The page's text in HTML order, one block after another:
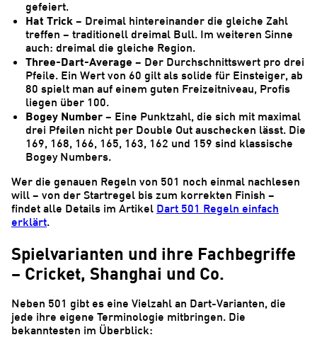
gefeiert.
Hat Trick – Dreimal hintereinander die gleiche Zahl
treffen – traditionell dreimal Bull. Im weiteren Sinne
auch: dreimal die gleiche Region.
Three-Dart-Average – Der Durchschnittswert pro drei
Pfeile. Ein Wert von 60 gilt als solide für Einsteiger, ab
80 spielt man auf einem guten Freizeitniveau, Profis
liegen über 100.
Bogey Number – Eine Punktzahl, die sich mit maximal
drei Pfeilen nicht per Double Out auschecken lässt. Die
169, 168, 166, 165, 163, 162 und 159 sind klassische
Bogey Numbers.
Wer die genauen Regeln von 501 noch einmal nachlesen
will – von der Startregel bis zum korrekten Finish –
findet alle Details im Artikel Dart 501 Regeln einfach
erklärt.
Spielvarianten und ihre Fachbegriffe
– Cricket, Shanghai und Co.
Neben 501 gibt es eine Vielzahl an Dart-Varianten, die
jede ihre eigene Terminologie mitbringen. Die
bekanntesten im Überblick: